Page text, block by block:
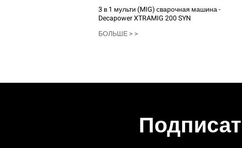
3 в 1 мульти (MIG) сварочная машина -
Decapower XTRAMIG 200 SYN
БОЛЬШЕ > >